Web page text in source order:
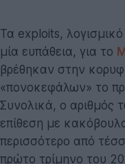
Τα exploits,
μία ευπάθεια, για το
βρέθηκαν στην
«πονοκεφάλων» το
Συνολικά, ο
επίθεση με
περισσότερο από
πρώτο τρίμηνο του